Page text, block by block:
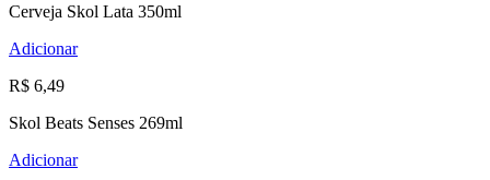
Cerveja Skol Lata 350ml
Adicionar
R$ 6,49
Skol Beats Senses 269ml
Adicionar